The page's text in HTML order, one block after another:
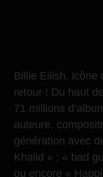
Billie Eilish, icône
retour ! Du haut
71 millions
auteure,
génération avec
Khalid » ; « bad
ou encore «